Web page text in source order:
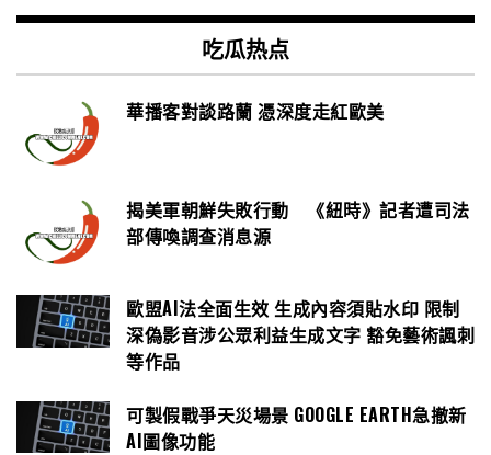
吃瓜热点
華播客對談路蘭 憑深度走紅歐美
揭美軍朝鮮失敗行動 《紐時》記者遭司法
部傳喚調查消息源
歐盟AI法全面生效 生成內容須貼水印 限制
深偽影音涉公眾利益生成文字 豁免藝術諷刺
等作品
可製假戰爭天災場景 GOOGLE EARTH急撤新
AI圖像功能